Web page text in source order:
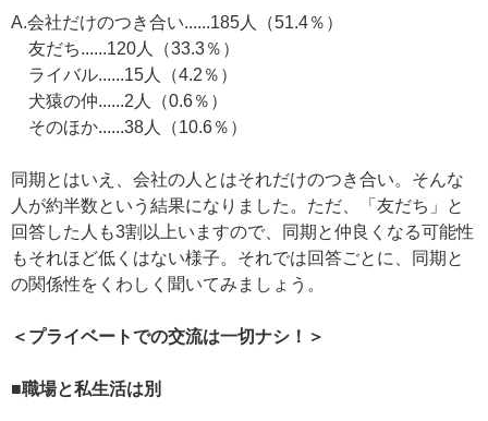
A.会社だけのつき合い......185人（51.4％）
友だち......120人（33.3％）
ライバル......15人（4.2％）
犬猿の仲......2人（0.6％）
そのほか......38人（10.6％）
同期とはいえ、会社の人とはそれだけのつき合い。そんな
人が約半数という結果になりました。ただ、「友だち」と
回答した人も3割以上いますので、同期と仲良くなる可能性
もそれほど低くはない様子。それでは回答ごとに、同期と
の関係性をくわしく聞いてみましょう。
＜プライベートでの交流は一切ナシ！＞
■職場と私生活は別